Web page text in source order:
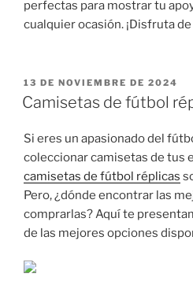
perfectas para mostrar tu
cualquier ocasión. ¡Disfruta
PUBLICADO
EL
13 DE NOVIEMBRE DE 2024
Camisetas de fútbol
Si eres un apasionado del
coleccionar camisetas de tus
camisetas de fútbol réplicas
Pero, ¿dónde encontrar las
comprarlas? Aquí te
de las mejores opciones